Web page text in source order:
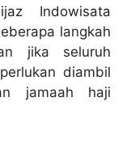
Indowisata
langkah
jika seluruh
diambil
jamaah haji